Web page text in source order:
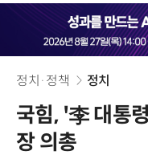
정치·정책 정치
국힘, '李 대통
장 의총